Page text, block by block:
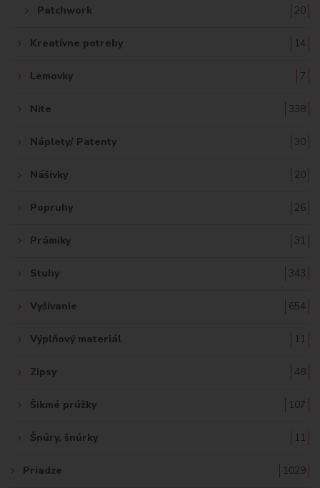
Patchwork 20
Kreatívne potreby 14
Lemovky 7
Nite 338
Náplety/ Patenty 30
Nášivky 20
Popruhy 26
Prámiky 31
Stuhy 343
Vyšívanie 654
Výplňový materiál 11
Zipsy 48
Šikmé prúžky 107
Šnúry, šnúrky 11
Priadze 1029